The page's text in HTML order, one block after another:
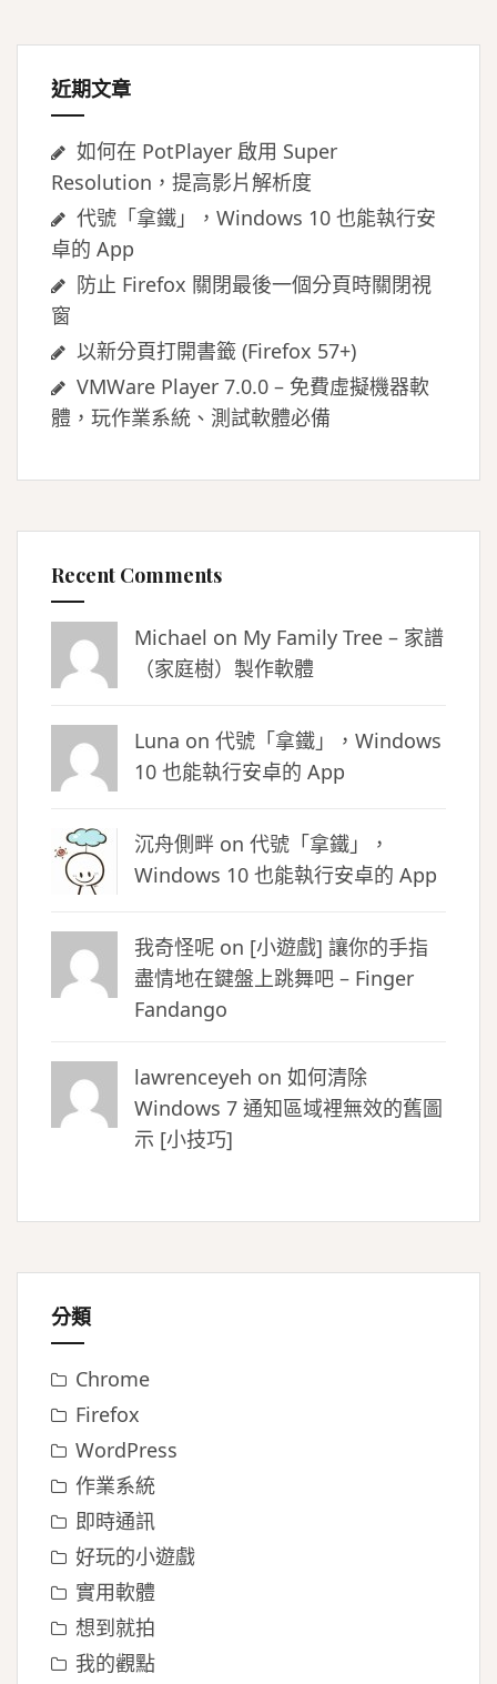
近期文章
如何在 PotPlayer 啟用 Super
Resolution，提高影片解析度
代號「拿鐵」，Windows 10 也能執行安
卓的 App
防止 Firefox 關閉最後一個分頁時關閉視
窗
以新分頁打開書籤 (Firefox 57+)
VMWare Player 7.0.0 – 免費虛擬機器軟
體，玩作業系統、測試軟體必備
Recent Comments
Michael on My Family Tree – 家譜
（家庭樹）製作軟體
Luna on 代號「拿鐵」，Windows
10 也能執行安卓的 App
沉舟側畔 on 代號「拿鐵」，
Windows 10 也能執行安卓的 App
我奇怪呢 on [小遊戲] 讓你的手指
盡情地在鍵盤上跳舞吧 – Finger
Fandango
lawrenceyeh on 如何清除
Windows 7 通知區域裡無效的舊圖
示 [小技巧]
分類
Chrome
Firefox
WordPress
作業系統
即時通訊
好玩的小遊戲
實用軟體
想到就拍
我的觀點